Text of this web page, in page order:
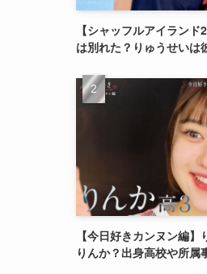
【シャッフルアイラン
は別れた？りゅうせいは
【今日好きカンヌン編
りんか？出身高校や所属